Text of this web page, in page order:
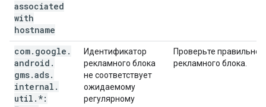
associated
with
hostname
com. google .
android .
gms.ads.
internal .
util . *:
Идентификатор
рекламного блока
не соответствует
ожидаемому
регулярному
Проверьте
рекламного блока.